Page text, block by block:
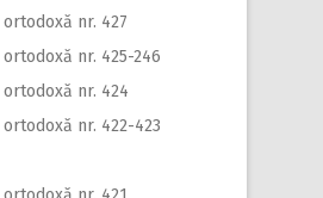
nr. 427
nr. 425-246
nr. 424
nr. 422-423